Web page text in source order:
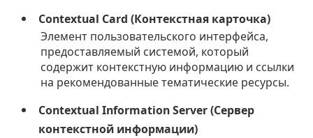
Contextual Card (Контекстная карточка)
Элемент пользовательского интерфейса,
предоставляемый системой, который
содержит контекстную информацию и ссылки
на рекомендованные тематические ресурсы.
Contextual Information Server (Сервер
контекстной информации)